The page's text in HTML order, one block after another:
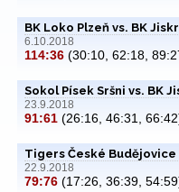
BK Loko Plzeň vs. BK
6.10.2018
114:36 (30:10, 62:18,
Sokol Písek Sršni vs. BK
23.9.2018
91:61 (26:16, 46:31,
Tigers České Budějovice
22.9.2018
79:76 (17:26, 36:39,